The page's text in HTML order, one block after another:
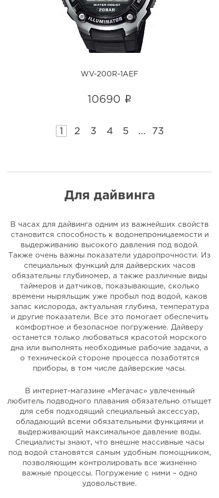
WV-200R-1AEF
10690 i
1 2 3 4 5 73
Для дайвинга
В часах для дайвинга одним из важнейших свойств
становится способность к водонепроницаемости и
выдерживанию высокого давления под водой.
Также очень важны показатели ударопрочности. Из
специальных функций для дайверских часов
обязательны глубиномер, а также различные виды
таймеров и датчиков, показывающие, сколько
времени ныряльщик уже пробыл под водой, каков
запас кислорода, актуальная глубина, температура
и другие показатели. Все это помогает обеспечить
комфортное и безопасное погружение. Дайверу
останется только любоваться красотой морского
дна или выполнять необходимые рабочие задачи, а
о технической стороне процесса позаботятся
приборы, в том числе дайверские часы.
В интернет-магазине «Мегачас» увлеченный
любитель подводного плавания обязательно отыщет
для себя подходящий специальный аксессуар,
обладающий всеми обязательными функциями и
выдерживающий максимальное давление воды.
Специалисты знают, что внешне массивные часы
под водой становятся самым удобным помощником,
позволяющим контролировать все жизненно
важные процессы. Погружение с ними – одно
удовольствие.